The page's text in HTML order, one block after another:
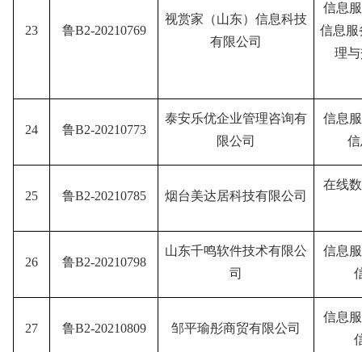
23 鲁B2-20210769
视赏家（山东）信息科技
有限公司
信息
信息服
理
24 鲁B2-20210773
泰安乐优企业管理咨询有
限公司
信息
25 鲁B2-20210785 烟台美达居科技有限公司
在线
26 鲁B2-20210798
山东千鸣软件技术有限公
司
信息
27 鲁B2-20210809 邹平瑜彤商贸有限公司
信息